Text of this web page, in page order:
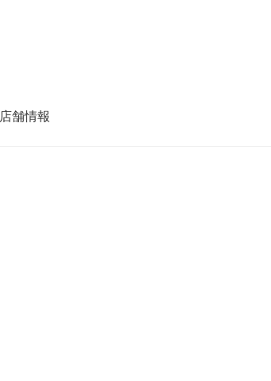
店舗情報